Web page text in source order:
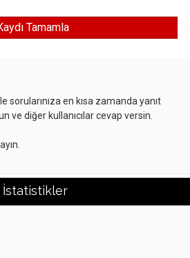
sorularınıza en kısa zamanda yanıt
ve diğer kullanıcılar cevap versin.
İstatistikler